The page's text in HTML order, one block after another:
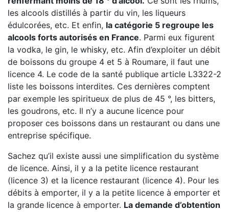
les alcools distillés à partir du vin, les liqueurs
édulcorées, etc. Et enfin, la catégorie 5 regroupe les
alcools forts autorisés en France. Parmi eux figurent
la vodka, le gin, le whisky, etc. Afin d’exploiter un débit
de boissons du groupe 4 et 5 à Roumare, il faut une
licence 4. Le code de la santé publique article L3322-2
liste les boissons interdites. Ces dernières comptent
par exemple les spiritueux de plus de 45 °, les bitters,
les goudrons, etc. Il n’y a aucune licence pour
proposer ces boissons dans un restaurant ou dans une
entreprise spécifique.
Sachez qu’il existe aussi une simplification du système
de licence. Ainsi, il y a la petite licence restaurant
(licence 3) et la licence restaurant (licence 4). Pour les
débits à emporter, il y a la petite licence à emporter et
la grande licence à emporter. La demande d’obtention